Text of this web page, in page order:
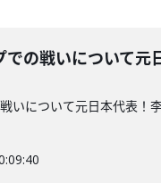
での戦いについて
いについて元日本代表！